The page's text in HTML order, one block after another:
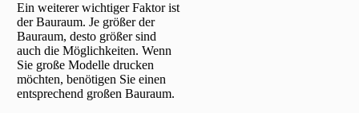
Ein weiterer wichtiger Faktor ist
der Bauraum. Je größer der
Bauraum, desto größer sind
auch die Möglichkeiten. Wenn
Sie große Modelle drucken
möchten, benötigen Sie einen
entsprechend großen Bauraum.